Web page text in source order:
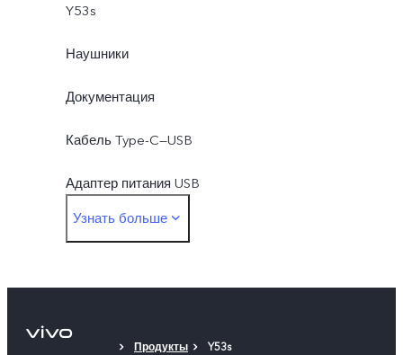
Y53s
Наушники
Документация
Кабель Type-C—USB
Адаптер питания USB
Скрепка для извлечения SIM-лотка
Узнать больше
Продукты Y53s